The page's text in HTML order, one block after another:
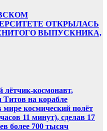
ОТКРЫЛАСЬ
ВЫПУСКНИКА,
лётчик-космонавт,
на корабле
космический полёт
11 минут), сделав 17
более 700 тысяч